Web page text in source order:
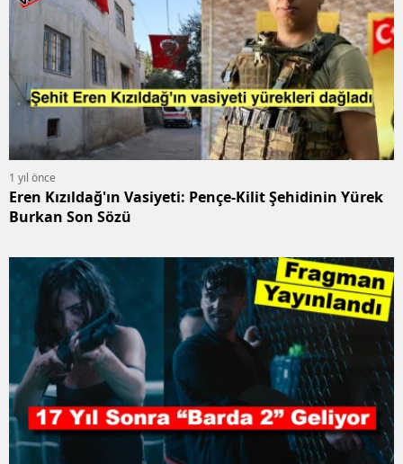
1 yıl önce
Eren Kızıldağ'ın Vasiyeti: Pençe-Kilit Şehidinin Yürek
Burkan Son Sözü